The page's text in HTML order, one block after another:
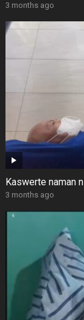
3 months ago
Kaswerte naman
3 months ago